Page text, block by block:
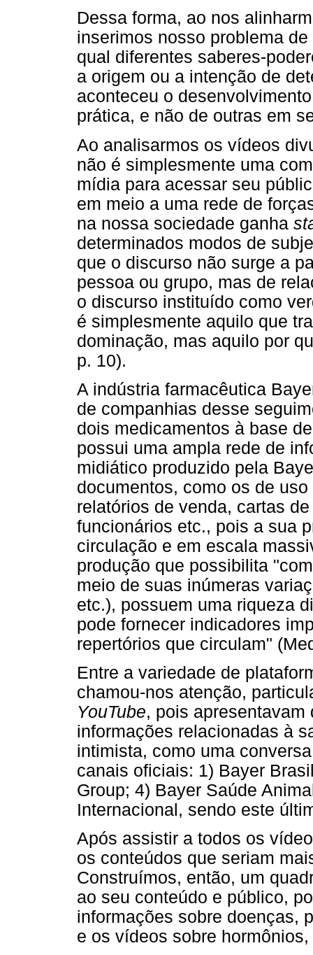
Dessa forma, ao nos
inserimos nosso problema
qual diferentes saberes-
a origem ou a intenção de
aconteceu o
prática, e não de outras em
Ao analisarmos os vídeos
não é simplesmente uma
mídia para acessar seu
em meio a uma rede de
na nossa sociedade ganha
determinados modos de
que o discurso não surge a
pessoa ou grupo, mas de
o discurso instituído como
é simplesmente aquilo que
dominação, mas aquilo por
p. 10).
A indústria farmacêutica
de companhias desse
dois medicamentos à base
possui uma ampla rede de
midiático produzido pela
documentos, como os de
relatórios de venda, cartas
funcionários etc., pois a sua
circulação e em escala
produção que possibilita
meio de suas inúmeras
etc.), possuem uma riqueza
pode fornecer indicadores
repertórios que circulam"
Entre a variedade de
chamou-nos atenção,
YouTube, pois
informações relacionadas à
intimista, como uma
canais oficiais: 1) Bayer
Group; 4) Bayer Saúde
Internacional, sendo este
Após assistir a todos os
os conteúdos que seriam
Construímos, então, um
ao seu conteúdo e público,
informações sobre doenças,
e os vídeos sobre